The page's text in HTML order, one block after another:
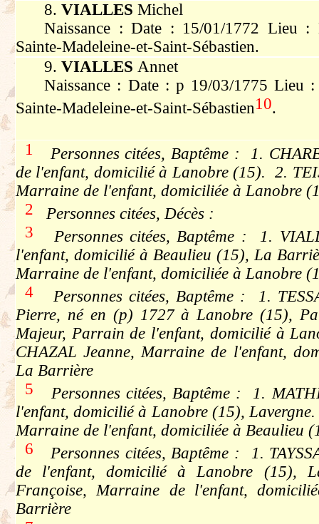
8.VIALLESMichel
Naissance : Date : 15/01/1772 Lieu :
Sainte-Madeleine-et-Saint-Sébastien.
9.VIALLESAnnet
Naissance : Date : p 19/03/1775 Lieu
Sainte-Madeleine-et-Saint-Sébastien10.
1 Personnes citées, Baptême : 1.
de l'enfant, domicilié à Lanobre (15). 2.
Marraine de l'enfant, domiciliée à Lanobre
2 Personnes citées, Décès :
3 Personnes citées, Baptême : 1.
l'enfant, domicilié à Beaulieu (15), La
Marraine de l'enfant, domiciliée à Lanobre
4 Personnes citées, Baptême : 1.
Pierre, né en (p) 1727 à Lanobre (15),
Majeur, Parrain de l'enfant, domicilié à
CHAZAL Jeanne, Marraine de l'enfant,
La Barrière
5 Personnes citées, Baptême : 1.
l'enfant, domicilié à Lanobre (15),
Marraine de l'enfant, domiciliée à Beaulieu
6 Personnes citées, Baptême : 1.
de l'enfant, domicilié à Lanobre (15),
Françoise, Marraine de l'enfant,
Barrière